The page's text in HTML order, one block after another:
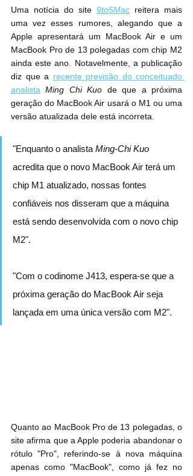
Uma notícia do site 9to5Mac reitera mais
uma vez esses rumores, alegando que a
Apple apresentará um ‌MacBook Air‌ e um
MacBook Pro de 13 polegadas com chip ‌M2‌
ainda este ano. Notavelmente, a publicação
diz que a recente previsão do conceituado
analista Ming Chi Kuo de que a próxima
geração do ‌MacBook Air‌ usará o ‌M1‌ ou uma
versão atualizada dele está incorreta.
"Enquanto o analista Ming-Chi Kuo
acredita que o novo MacBook Air terá um
chip M1 atualizado, nossas fontes
confiáveis nos disseram que a máquina
está sendo desenvolvida com o novo chip
M2".
"Com o codinome J413, espera-se que a
próxima geração do MacBook Air seja
lançada em uma única versão com M2".
Quanto ao MacBook Pro de 13 polegadas, o
site afirma que a Apple poderia abandonar o
rótulo "Pro", referindo-se à nova máquina
apenas como "MacBook", como já fez no